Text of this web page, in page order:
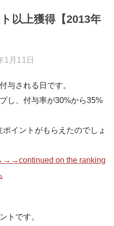
以上獲得【2013年
1月11日
与される日です。
し、付与率が30%から35%
イントがもらえたのでしょ
on the ranking
トです。